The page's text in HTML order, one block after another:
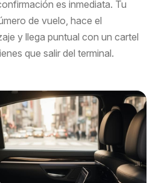
es inmediata. Tu
de vuelo, hace el
y llega puntual con un cartel
que salir del terminal.